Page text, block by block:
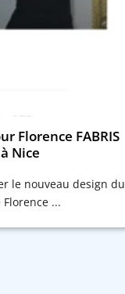
Florence FABRIS
Nice
le nouveau design du
...